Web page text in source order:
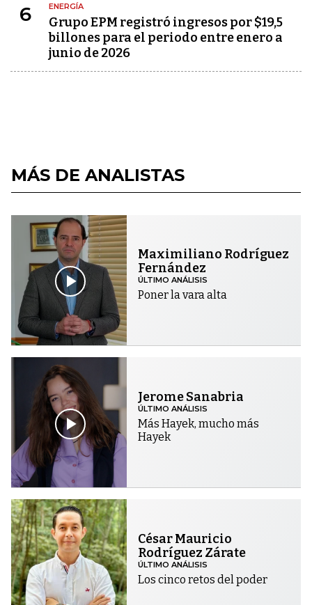
6 ENERGÍA
Grupo EPM registró ingresos por $19,5
billones para el periodo entre enero a
junio de 2026
MÁS DE ANALISTAS
Maximiliano Rodríguez
Fernández
ÚLTIMO ANÁLISIS
Poner la vara alta
Jerome Sanabria
ÚLTIMO ANÁLISIS
Más Hayek, mucho más
Hayek
César Mauricio
Rodríguez Zárate
ÚLTIMO ANÁLISIS
Los cinco retos del poder